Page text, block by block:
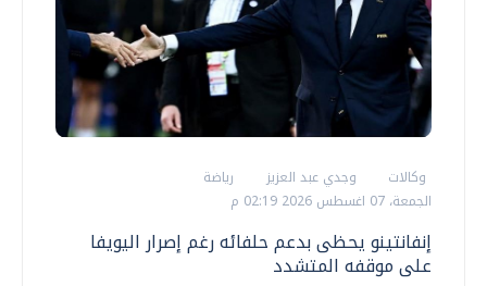
وكالات وجدي عبد العزيز
رياضة
الجمعة، 07 اغسطس 2026 02:19 م
إنفانتينو يحظى بدعم حلفائه رغم إصرار اليويفا
على موقفه المتشدد